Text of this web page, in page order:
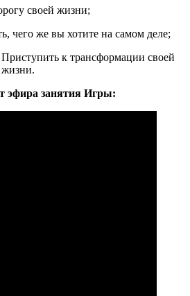
своей жизни;
чего же вы хотите на самом деле;
Приступить к трансформации своей
жизни.
эфира занятия Игры: